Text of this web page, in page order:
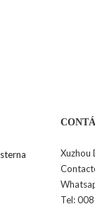
Xuzhou
Tel: